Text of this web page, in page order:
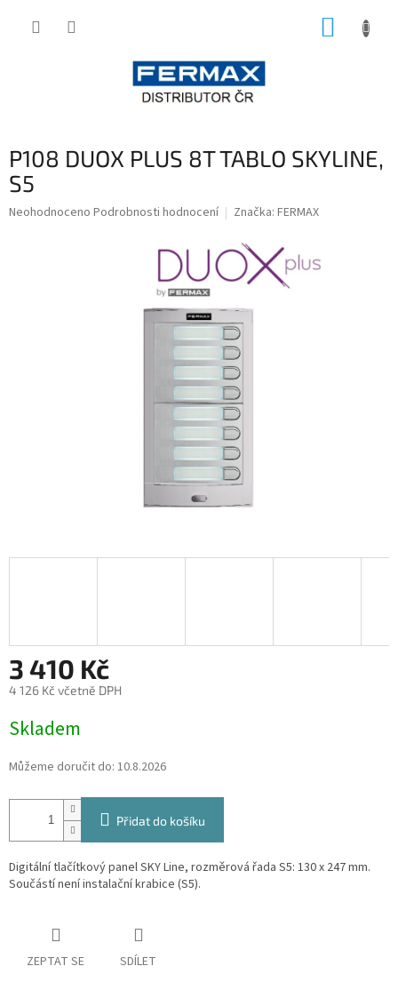
P108 DUOX PLUS 8T TABLO SKYLINE,
S5
Průměrné
Neohodnoceno Podrobnosti hodnocení Značka: FERMAX
3 410 Kč
4 126 Kč včetně DPH
cena:
Skladem
Můžeme doručit do: 10.8.2026
Přidat do košíku
Digitální tlačítkový panel SKY Line, rozměrová řada S5: 130 x 247 mm.
Součástí není instalační krabice (S5).
ZEPTAT SE SDÍLET